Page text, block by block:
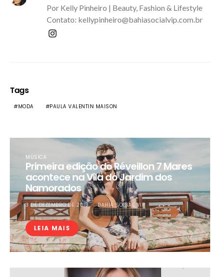
Por Kelly Pinheiro | Beauty, Fashion & Lifestyle
Contato: kellypinheiro@bahiasocialvip.com.br
Tags
MODA PAULA VALENTIN MAISON
MÚSICA
Primeira edição do Réveillon 7 Mares
acontece na Vila do Jardim dos
Namorados
3 DE DEZEMBRO DE 2019 BAHIA SOCIAL VIP
LEIA MAIS